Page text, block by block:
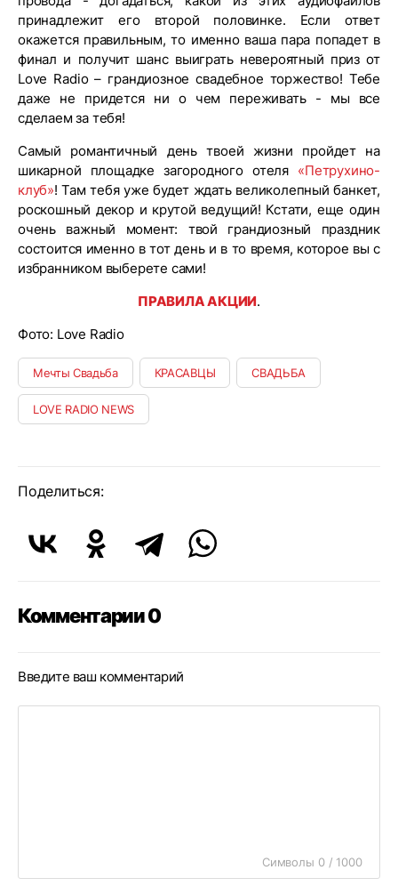
принадлежит его второй половинке. Если ответ
окажется правильным, то именно ваша пара попадет в
финал и получит шанс выиграть невероятный приз от
Love Radio – грандиозное свадебное торжество! Тебе
даже не придется ни о чем переживать - мы все
сделаем за тебя!
Самый романтичный день твоей жизни пройдет на
шикарной площадке загородного отеля «Петрухино-
клуб»! Там тебя уже будет ждать великолепный банкет,
роскошный декор и крутой ведущий! Кстати, еще один
очень важный момент: твой грандиозный праздник
состоится именно в тот день и в то время, которое вы с
избранником выберете сами!
ПРАВИЛА АКЦИИ.
Фото: Love Radio
Мечты Свадьба КРАСАВЦЫ СВАДЬБА
LOVE RADIO NEWS
Поделиться:
Комментарии 0
Введите ваш комментарий
Символы 0 / 1000